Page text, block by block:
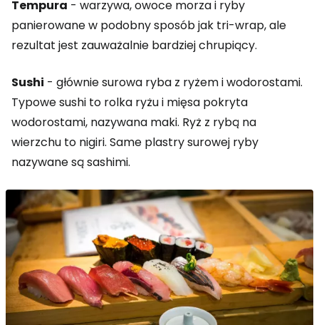
Tempura - warzywa, owoce morza i ryby
panierowane w podobny sposób jak tri-wrap, ale
rezultat jest zauważalnie bardziej chrupiący.
Sushi - głównie surowa ryba z ryżem i wodorostami.
Typowe sushi to rolka ryżu i mięsa pokryta
wodorostami, nazywana maki. Ryż z rybą na
wierzchu to nigiri. Same plastry surowej ryby
nazywane są sashimi.